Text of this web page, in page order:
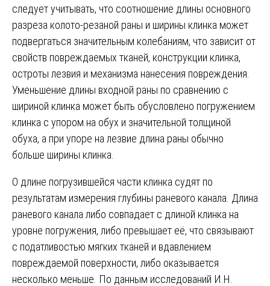
следует учитывать, что соотношение длины основного
разреза колото-резаной раны и ширины клинка может
подвергаться значительным колебаниям, что зависит от
свойств повреждаемых тканей, конструкции клинка,
остроты лезвия и механизма нанесения повреждения.
Уменьшение длины входной раны по сравнению с
шириной клинка может быть обусловлено погружением
клинка с упором на обух и значительной толщиной
обуха, а при упоре на лезвие длина раны обычно
больше ширины клинка.
О длине погрузившейся части клинка судят по
результатам измерения глубины раневого канала. Длина
раневого канала либо совпадает с длиной клинка на
уровне погружения, либо превышает её, что связывают
с податливостью мягких тканей и вдавлением
повреждаемой поверхности, либо оказывается
несколько меньше. По данным исследований И.Н.